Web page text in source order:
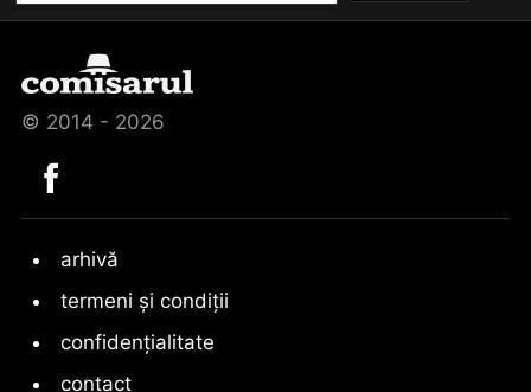
© 2014 - 2026
arhivă
termeni și condiții
confidențialitate
contact